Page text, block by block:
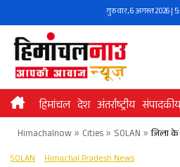
to
content
गुरुवार, 6 अगस्त 2026 |
हिमांचल देश अंतर्राष्ट्रीय संपादकीय
Himachalnow» Cities» SOLAN » जिला के
SOLAN Himachal Pradesh News